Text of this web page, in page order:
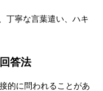
丁寧な言葉遣い、ハキ
答法
的に問われることがあ